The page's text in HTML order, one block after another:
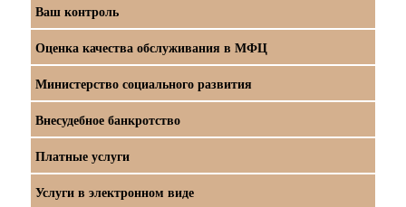
Ваш контроль
Оценка качества обслуживания в МФЦ
Министерство социального развития
Внесудебное банкротство
Платные услуги
Услуги в электронном виде